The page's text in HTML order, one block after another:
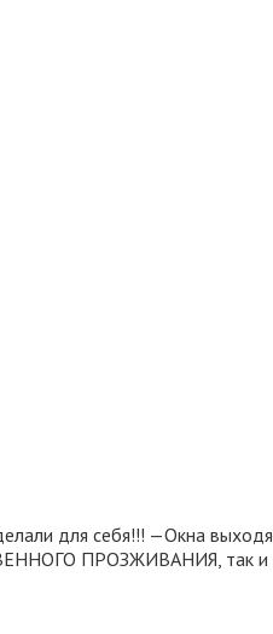
для себя!!! —Окна
ПРОЗЖИВАНИЯ, так